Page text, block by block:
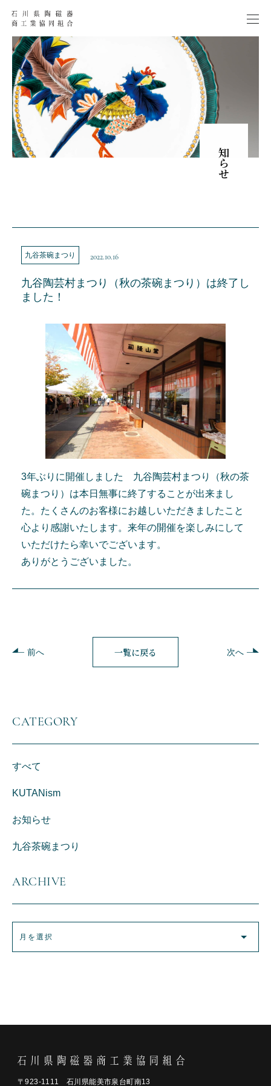
お知らせ
CATEGORY
すべて
KUTANism
お知らせ
九谷茶碗まつり
ARCHIVE
九谷茶碗まつり 2022.10.16
九谷陶芸村まつり（秋の茶碗まつり）は終了し
ました！
3年ぶりに開催しました 九谷陶芸村まつり（秋の茶
碗まつり）は本日無事に終了することが出来まし
た。たくさんのお客様にお越しいただきましたこと
心より感謝いたします。来年の開催を楽しみにして
いただけたら幸いでございます。
ありがとうございました。
前へ 一覧に戻る 次へ
〒923-1111 石川県能美市泉台町南13